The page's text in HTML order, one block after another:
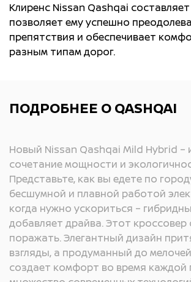
Клиренс Nissan Qashqai
позволяет ему успешно
препятствия и обеспечивает
разным типам дорог.
ПОДРОБНЕЕ О QASHQAI
Новый Nissan Qashqai Mild Hybrid –
сочетание мощности и
Представьте, как вы едете по
бесшумной и плавной работой
когда нужно ускориться –
добавляет драйва. Этот
поражать. Элегантный дизайн
взгляды, а продуманный до
создает комфорт во время каждой